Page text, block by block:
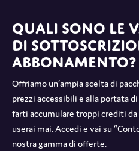
Quali sono le
di
abbonamento?
Offriamo un’ampia scelta di
prezzi accessibili e alla portata
farti accumulare troppi crediti
userai mai. Accedi e vai su
nostra gamma di offerte.